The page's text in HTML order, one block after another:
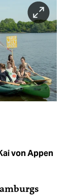
von Appen